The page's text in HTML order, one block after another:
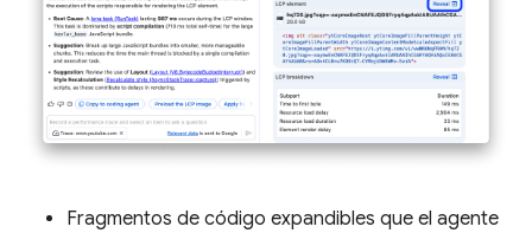
Fragmentos de código expandibles que el agente